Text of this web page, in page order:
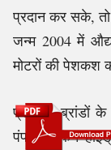
प्रदान कर सके, तो
जन्म 2004 में
मोटरों की पेशकश
प्रख्यात ब्रांडों
पंप, डाइकिन